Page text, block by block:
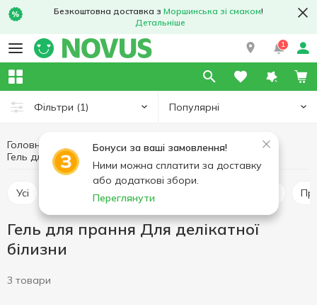
Безкоштовна доставка з Моршинська зі смаком!
Детальніше
1
Фільтри (1) Популярні
Бонуси за ваші замовлення!
Ними можна сплатити за доставку
або додаткові збори.
Переглянути
Головна Побутова хімія
Засоби для прання
Гель для прання
Усі Гель для прання
Гель для прання Для делікатної
білизни
3 товари